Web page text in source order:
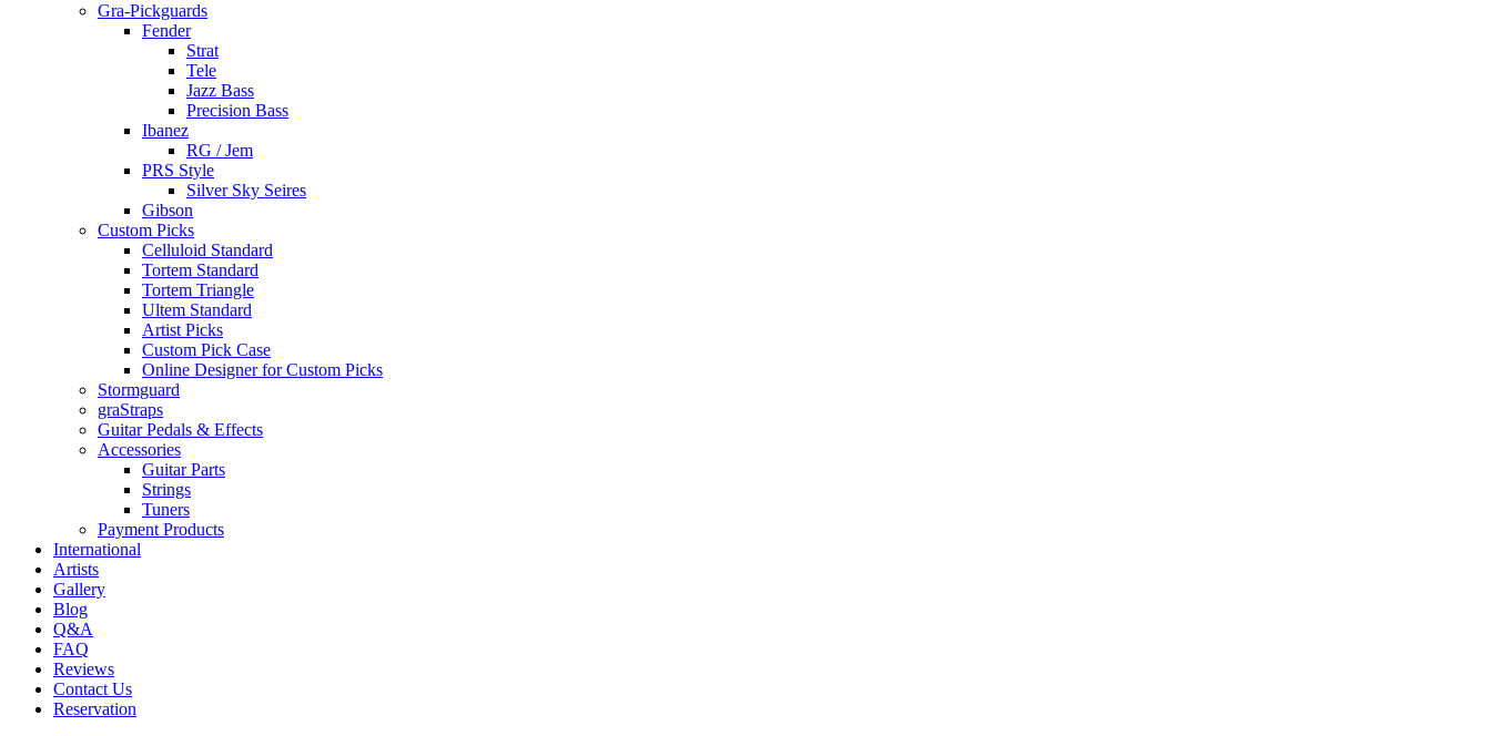
Gra-Pickguards
Fender
Strat
Tele
Jazz Bass
Precision Bass
Ibanez
RG / Jem
PRS Style
Silver Sky Seires
Gibson
Custom Picks
Celluloid Standard
Tortem Standard
Tortem Triangle
Ultem Standard
Artist Picks
Custom Pick Case
Online Designer for Custom Picks
Stormguard
graStraps
Guitar Pedals & Effects
Accessories
Guitar Parts
Strings
Tuners
Payment Products
International
Artists
Gallery
Blog
Q&A
FAQ
Reviews
Contact Us
Reservation